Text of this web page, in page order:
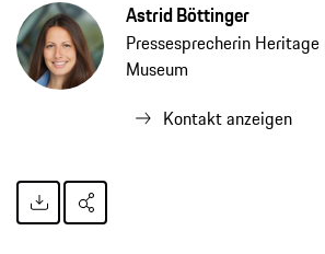
Astrid Böttinger
Pressesprecherin Heritage
Museum
Kontakt anzeigen